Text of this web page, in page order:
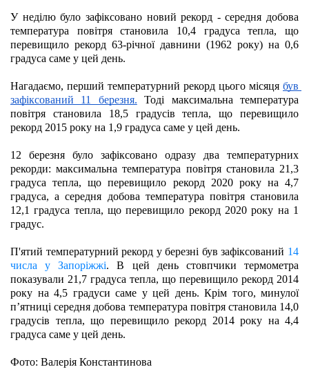
У неділю було зафіксовано новий рекорд - середня добова
температура повітря становила 10,4 градуса тепла, що
перевищило рекорд 63-річної давнини (1962 року) на 0,6
градуса саме у цей день.
Нагадаємо, перший температурний рекорд цього місяця був
зафіксований 11 березня. Тоді максимальна температура
повітря становила 18,5 градусів тепла, що перевищило
рекорд 2015 року на 1,9 градуса саме у цей день.
12 березня було зафіксовано одразу два температурних
рекорди: максимальна температура повітря становила 21,3
градуса тепла, що перевищило рекорд 2020 року на 4,7
градуса, а середня добова температура повітря становила
12,1 градуса тепла, що перевищило рекорд 2020 року на 1
градус.
П'ятий температурний рекорд у березні був зафіксований 14
числа у Запоріжжі. В цей день стовпчики термометра
показували 21,7 градуса тепла, що перевищило рекорд 2014
року на 4,5 градуси саме у цей день. Крім того, минулої
п’ятниці середня добова температура повітря становила 14,0
градусів тепла, що перевищило рекорд 2014 року на 4,4
градуса саме у цей день.
Фото: Валерія Константинова